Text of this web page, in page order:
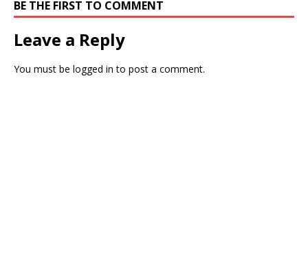
BE THE FIRST TO COMMENT
Leave a Reply
You must be logged in to post a comment.